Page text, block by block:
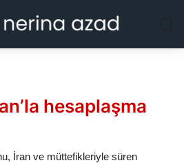
hesaplaşma
İran ve müttefikleriyle süren